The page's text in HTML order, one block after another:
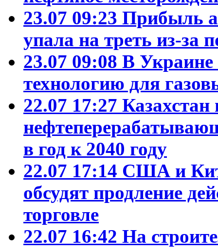
23.07 09:23 Прибыль
упала на треть из-за
23.07 09:08 В
технологию для
22.07 17:27 Казахстан
в год к 2040 году
22.07 17:14 США и
обсудят продление
торговле
22.07 16:42 На